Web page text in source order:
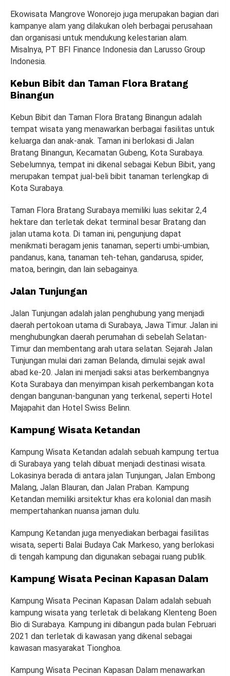
Ekowisata Mangrove Wonorejo juga merupakan bagian dari
kampanye alam yang dilakukan oleh berbagai perusahaan
dan organisasi untuk mendukung kelestarian alam.
Misalnya, PT BFI Finance Indonesia dan Larusso Group
Indonesia.
Kebun Bibit dan Taman Flora Bratang
Binangun
Kebun Bibit dan Taman Flora Bratang Binangun adalah
tempat wisata yang menawarkan berbagai fasilitas untuk
keluarga dan anak-anak. Taman ini berlokasi di Jalan
Bratang Binangun, Kecamatan Gubeng, Kota Surabaya.
Sebelumnya, tempat ini dikenal sebagai Kebun Bibit, yang
merupakan tempat jual-beli bibit tanaman terlengkap di
Kota Surabaya.
Taman Flora Bratang Surabaya memiliki luas sekitar 2,4
hektare dan terletak dekat terminal besar Bratang dan
jalan utama kota. Di taman ini, pengunjung dapat
menikmati beragam jenis tanaman, seperti umbi-umbian,
pandanus, kana, tanaman teh-tehan, gandarusa, spider,
matoa, beringin, dan lain sebagainya.
Jalan Tunjungan
Jalan Tunjungan adalah jalan penghubung yang menjadi
daerah pertokoan utama di Surabaya, Jawa Timur. Jalan ini
menghubungkan daerah perumahan di sebelah Selatan-
Timur dan membentang arah utara selatan. Sejarah Jalan
Tunjungan mulai dari zaman Belanda, dimulai sejak awal
abad ke-20. Jalan ini menjadi saksi atas berkembangnya
Kota Surabaya dan menyimpan kisah perkembangan kota
dengan bangunan-bangunan yang terkenal, seperti Hotel
Majapahit dan Hotel Swiss Belinn.
Kampung Wisata Ketandan
Kampung Wisata Ketandan adalah sebuah kampung tertua
di Surabaya yang telah dibuat menjadi destinasi wisata.
Lokasinya berada di antara jalan Tunjungan, Jalan Embong
Malang, Jalan Blauran, dan Jalan Praban. Kampung
Ketandan memiliki arsitektur khas era kolonial dan masih
mempertahankan nuansa jaman dulu.
Kampung Ketandan juga menyediakan berbagai fasilitas
wisata, seperti Balai Budaya Cak Markeso, yang berlokasi
di tengah kampung dan digunakan sebagai ruang publik.
Kampung Wisata Pecinan Kapasan Dalam
Kampung Wisata Pecinan Kapasan Dalam adalah sebuah
kampung wisata yang terletak di belakang Klenteng Boen
Bio di Surabaya. Kampung ini dibangun pada bulan Februari
2021 dan terletak di kawasan yang dikenal sebagai
kawasan masyarakat Tionghoa.
Kampung Wisata Pecinan Kapasan Dalam menawarkan